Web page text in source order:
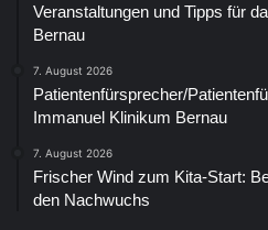
Veranstaltungen und Tipps für
Bernau
7. August 2026
Patientenfürsprecher/
Immanuel Klinikum Bernau
7. August 2026
Frischer Wind zum Kita-Start:
den Nachwuchs